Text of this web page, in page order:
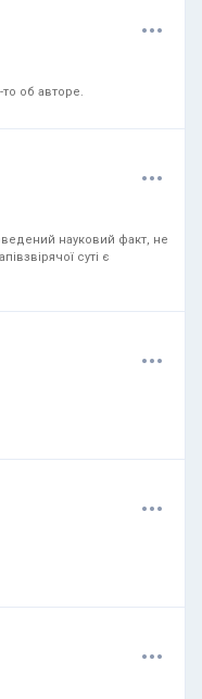
...
об авторе.
...
науковий факт, не
суті є
...
...
...